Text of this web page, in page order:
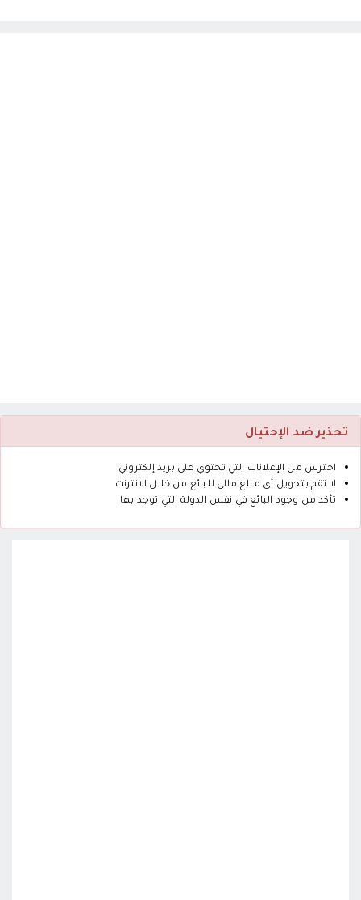
تحذير ضد الإحتيال
احترس من الإعلانات التي تحتوي على بريد إلكتروني
لا تقم بتحويل أى مبلغ مالي للبائع من خلال الانترنت
تأكد من وجود البائع في نفس الدولة التي توجد بها